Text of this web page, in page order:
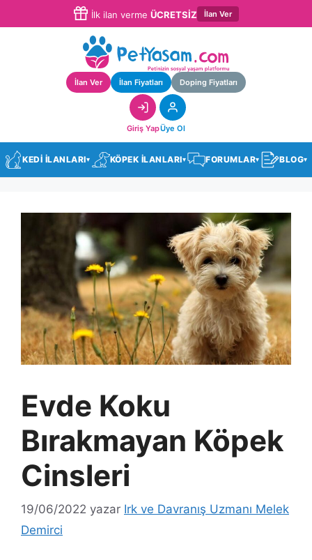
İlk ilan verme ÜCRETSİZ İlan Ver
İlan Ver İlan Fiyatları Doping Fiyatları
Giriş YapÜye Ol
KEDİ İLANLARI▾ KÖPEK İLANLARI▾ FORUMLAR▾ BLOG▾
Evde Koku
Bırakmayan Köpek
Cinsleri
19/06/2022 yazar Irk ve Davranış Uzmanı Melek
Demirci